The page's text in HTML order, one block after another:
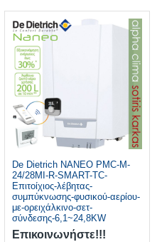
De Dietrich NANEO PMC-M-
24/28MI-R-SMART-TC-
Επιτοίχιος-λέβητας-
συμπύκνωσης-φυσικού-αερίου-
με-ορειχάλκινο-σετ-
σύνδεσης-6,1~24,8KW
Επικοινωνήστε!!!